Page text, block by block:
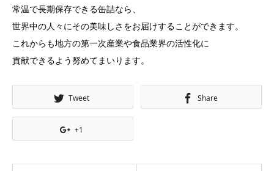
常温で長期保存できる缶詰なら、
世界中の人々にその美味しさをお届けすることができます。
これからも地方の第一次産業や食品業界の活性化に
貢献できるよう努めてまいります。
Tweet Share
+1